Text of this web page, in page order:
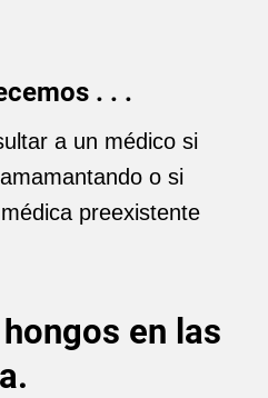
. . .
a un médico si
o si
preexistente
en las